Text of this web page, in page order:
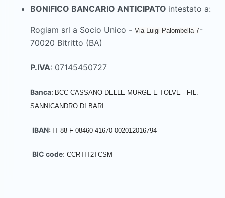
BONIFICO BANCARIO ANTICIPATO intestato a:
Rogiam srl a Socio Unico - Via Luigi Palombella 7-
70020 Bitritto (BA)
P.IVA: 07145450727
Banca: BCC CASSANO DELLE MURGE E TOLVE - FIL.
SANNICANDRO DI BARI
IBAN: IT 88 F 08460 41670 002012016794
BIC code: CCRTIT2TCSM